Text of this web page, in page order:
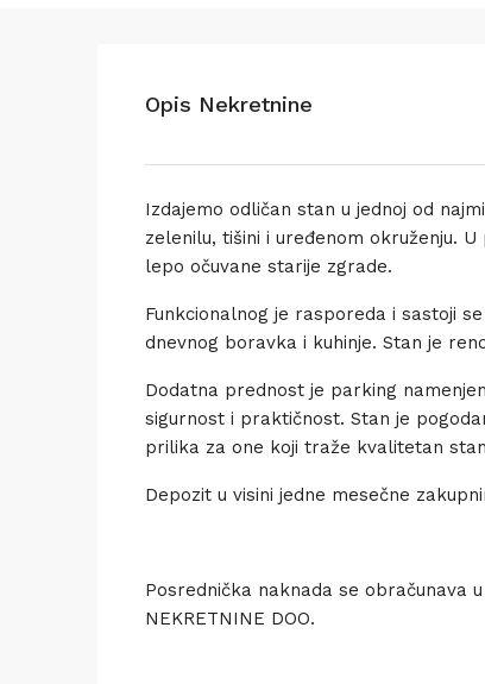
Opis Nekretnine
Izdajemo odličan stan u jednoj od
zelenilu, tišini i uređenom okruženju.
lepo očuvane starije zgrade.
Funkcionalnog je rasporeda i sastoji
dnevnog boravka i kuhinje. Stan je
Dodatna prednost je parking
sigurnost i praktičnost. Stan je
prilika za one koji traže kvalitetan
Depozit u visini jedne mesečne
Posrednička naknada se obračunava
NEKRETNINE DOO.